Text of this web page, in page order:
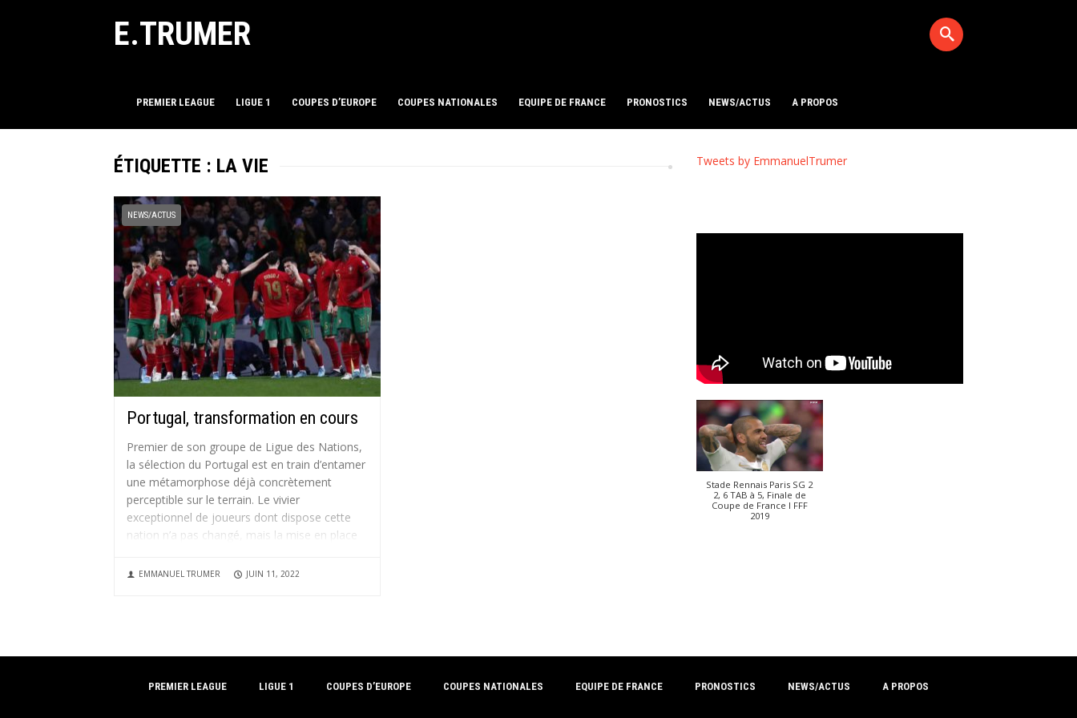
E.TRUMER
PREMIER LEAGUE LIGUE 1 COUPES D’EUROPE COUPES NATIONALES EQUIPE DE FRANCE PRONOSTICS NEWS/ACTUS A PROPOS
ÉTIQUETTE : LA VIE
NEWS/ACTUS
Portugal, transformation en cours
Premier de son groupe de Ligue des Nations,
la sélection du Portugal est en train d’entamer
une métamorphose déjà concrètement
perceptible sur le terrain. Le vivier
exceptionnel de joueurs dont dispose cette
nation n’a pas changé, mais la mise en place
EMMANUEL TRUMER JUIN 11, 2022
Tweets by EmmanuelTrumer
Stade Rennais Paris SG 2
2, 6 TAB à 5, Finale de
Coupe de France I FFF
2019
PREMIER LEAGUE LIGUE 1 COUPES D’EUROPE COUPES NATIONALES EQUIPE DE FRANCE PRONOSTICS NEWS/ACTUS A PROPOS